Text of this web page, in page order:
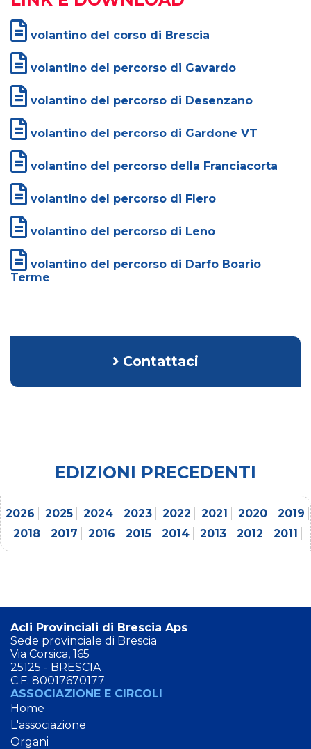
volantino del corso di Brescia
volantino del percorso di Gavardo
volantino del percorso di Desenzano
volantino del percorso di Gardone VT
volantino del percorso della Franciacorta
volantino del percorso di Flero
volantino del percorso di Leno
volantino del percorso di Darfo Boario
Terme
Contattaci
EDIZIONI PRECEDENTI
2026 2025 2024 2023 2022 2021 2020
2019
2018
2017 2016 2015 2014 2013 2012 2011
Acli Provinciali di Brescia Aps
Sede provinciale di Brescia
Via Corsica, 165
25125 - BRESCIA
C.F. 80017670177
ASSOCIAZIONE E CIRCOLI
Home
L'associazione
Organi